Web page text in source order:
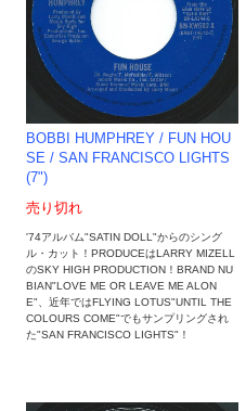
BOBBI HUMPHREY / FUN HOU
SE / SAN FRANCISCO LIGHTS
(7")
売り切れ
'74アルバム"SATIN DOLL"からのシング
ル・カット！PRODUCEはLARRY MIZELL
のSKY HIGH PRODUCTION！BRAND NU
BIAN"LOVE ME OR LEAVE ME ALON
E"、近年ではFLYING LOTUS"UNTIL THE
COLOURS COME"でもサンプリングされ
た"SAN FRANCISCO LIGHTS"！